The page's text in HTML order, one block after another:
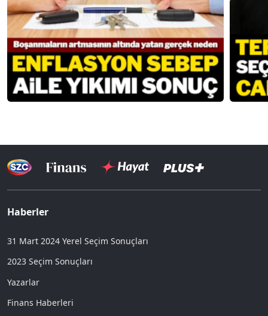
Haberler
31 Mart 2024 Yerel Seçim Sonuçları
2023 Seçim Sonuçları
Yazarlar
Finans Haberleri